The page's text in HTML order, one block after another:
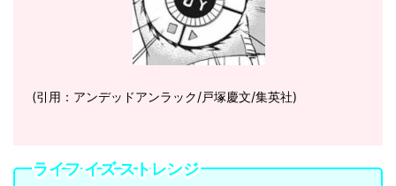
(引用：アンデッドアンラック/戸塚慶文/集英社)
ライフ イズ ストレンジ